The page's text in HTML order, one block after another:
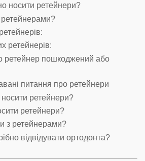
носити ретейнери?
ретейнерами?
ретейнерів:
ретейнер пошкоджений або
питання про ретейнери
ретейнери?
ретейнери?
з ретейнерами?
відвідувати ортодонта?